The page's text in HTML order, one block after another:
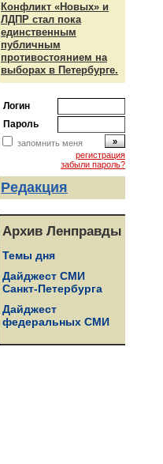
Конфликт «Новых» и
ЛДПР стал пока
единственным
публичным
противостоянием на
выборах в Петербурге.
Логин
Пароль
запомнить меня
регистрация
забыли пароль?
Редакция
Архив Ленправды
Темы дня
Дайджест СМИ
Санкт-Петербурга
Дайджест
федеральных СМИ